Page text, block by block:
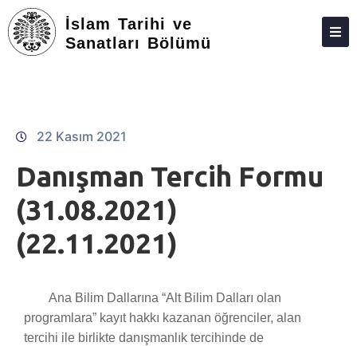
İslam Tarihi ve
Sanatları Bölümü
LISANSÜSTÜ
ARAŞTIRMA
TOPLUMA KATKI
ADAY ÖĞRENCILER
FORMLAR
İLETIŞIM
22 Kasım 2021
Danışman Tercih Formu
(31.08.2021)
(22.11.2021)
Ana Bilim Dallarına “Alt Bilim Dalları olan
programlara” kayıt hakkı kazanan öğrenciler, alan
tercihi ile birlikte danışmanlık tercihinde de